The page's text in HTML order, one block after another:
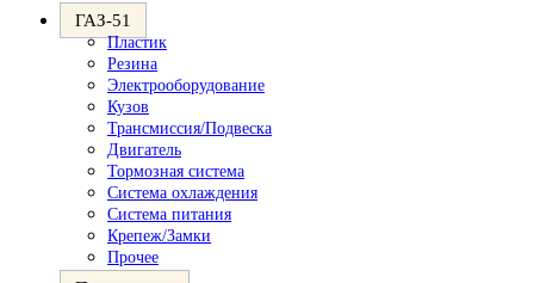
ГАЗ-51
Пластик
Резина
Электрооборудование
Кузов
Трансмиссия/Подвеска
Двигатель
Тормозная система
Система охлаждения
Система питания
Крепеж/Замки
Прочее